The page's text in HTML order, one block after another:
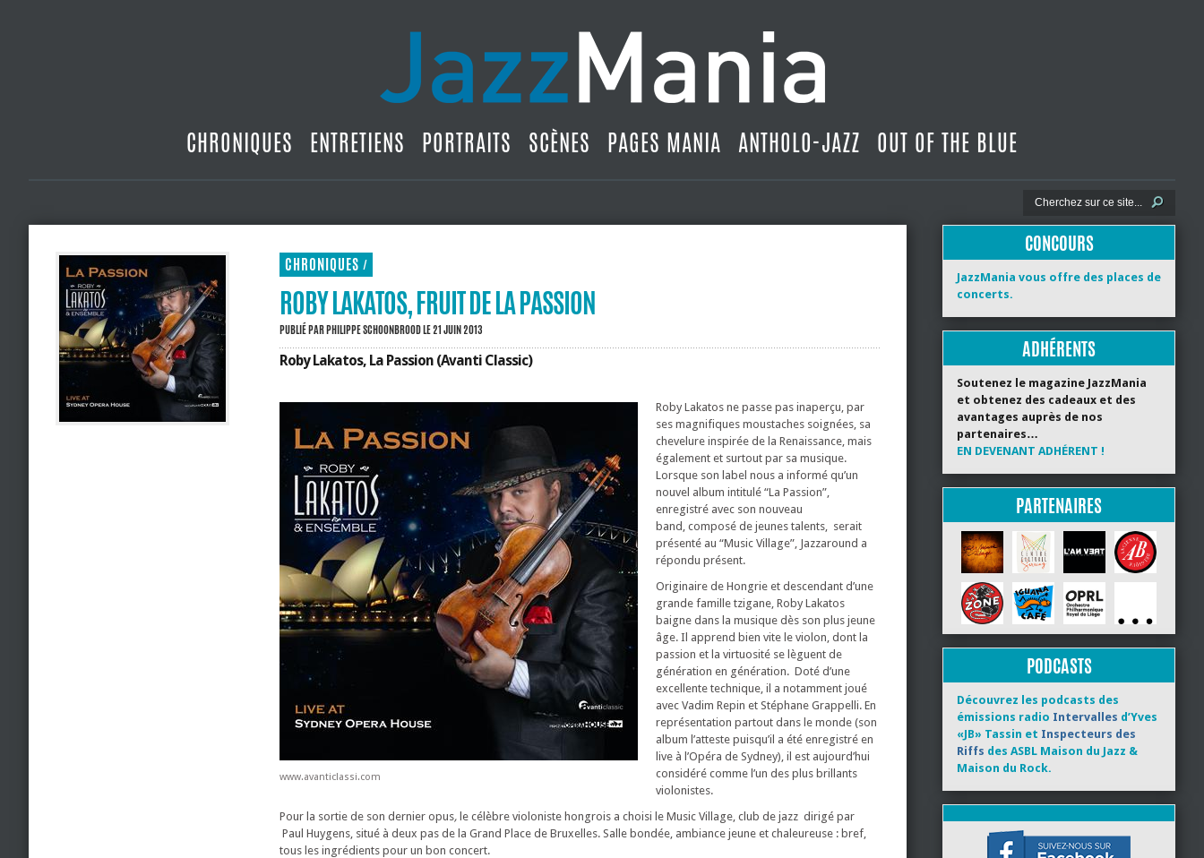
CHRONIQUES ENTRETIENS PORTRAITS SCÈNES PAGES MANIA ANTHOLO-JAZZ OUT OF THE BLUE
CHRONIQUES /
ROBY LAKATOS, FRUIT DE LA PASSION
PUBLIÉ PARPHILIPPE SCHOONBROODLE 21 JUIN 2013
Roby Lakatos, La Passion (Avanti Classic)
www.avanticlassi.com
Roby Lakatos ne passe pas inaperçu, par
ses magnifiques moustaches soignées, sa
chevelure inspirée de la Renaissance, mais
également et surtout par sa musique.
Lorsque son label nous a informé qu’un
nouvel album intitulé “La Passion”,
enregistré avec son nouveau
band, composé de jeunes talents, serait
présenté au “Music Village”, Jazzaround a
répondu présent.
Originaire de Hongrie et descendant d’une
grande famille tzigane, Roby Lakatos
baigne dans la musique dès son plus jeune
âge. Il apprend bien vite le violon, dont la
passion et la virtuosité se lèguent de
génération en génération. Doté d’une
excellente technique, il a notamment joué
avec Vadim Repin et Stéphane Grappelli. En
représentation partout dans le monde (son
album l’atteste puisqu’il a été enregistré en
live à l’Opéra de Sydney), il est aujourd’hui
considéré comme l’un des plus brillants
violonistes.
Pour la sortie de son dernier opus, le célèbre violoniste hongrois a choisi le Music Village, club de jazz dirigé par
Paul Huygens, situé à deux pas de la Grand Place de Bruxelles. Salle bondée, ambiance jeune et chaleureuse : bref,
tous les ingrédients pour un bon concert.
CONCOURS
JazzMania vous offre des places de
concerts.
ADHÉRENTS
Soutenez le magazine JazzMania
et obtenez des cadeaux et des
avantages auprès de nos
partenaires…
EN DEVENANT ADHÉRENT !
PARTENAIRES
PODCASTS
Découvrez les podcasts des
émissions radio Intervalles d’Yves
«JB» Tassin et Inspecteurs des
Riffs des ASBL Maison du Jazz &
Maison du Rock.